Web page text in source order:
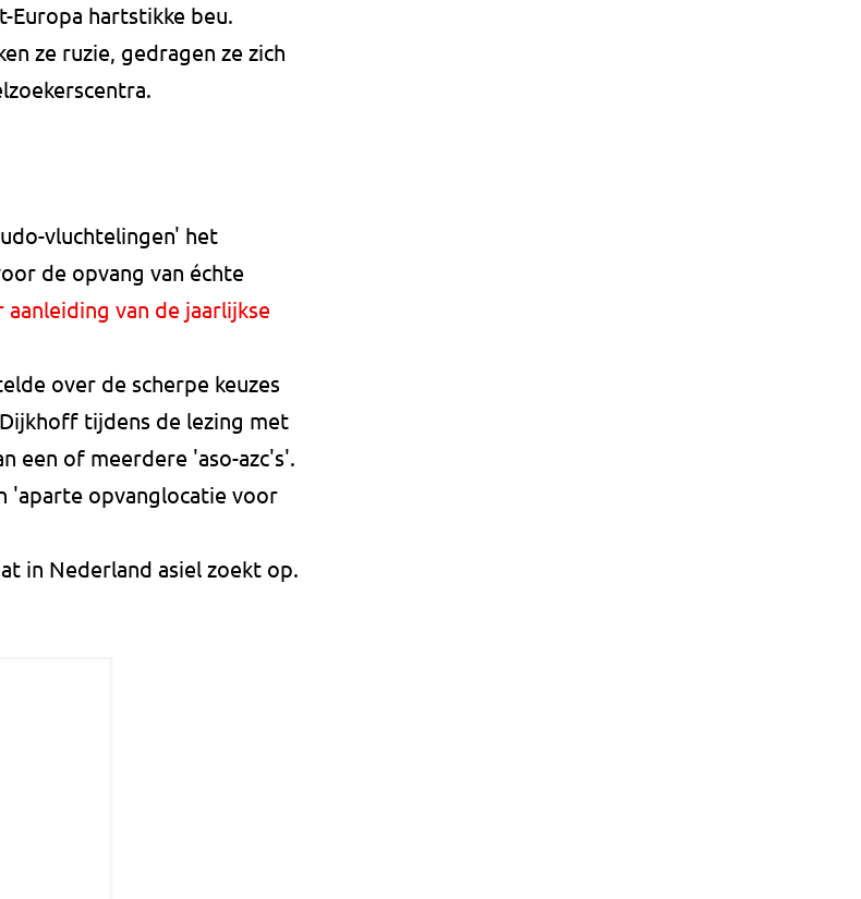
Europa hartstikke beu.
ze ruzie, gedragen ze zich
vluchtelingen' het
de opvang van échte
aanleiding van de jaarlijkse
over de scherpe keuzes
tijdens de lezing met
een of meerdere 'aso-azc's'.
'aparte opvanglocatie voor
in Nederland asiel zoekt op.